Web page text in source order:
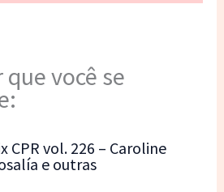
que você se
CPR vol. 226 – Caroline
e outras